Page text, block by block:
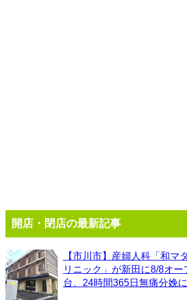
開店・閉店の最新記事
【市川市】産婦人科「和マ
リニック」が新田に8/8オ
台、24時間365日無痛分娩